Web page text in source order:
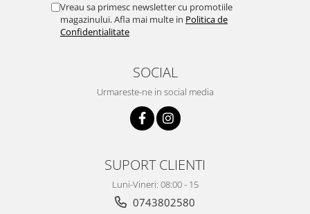
Unelte manuale de gradina -
Masini de maturat manuale
Masini batut stalpi
Accesorii aragaze & butelii
Vreau sa primesc newsletter cu promotiile
magazinului. Afla mai multe in Politica de
Confidentialitate
SOCIAL
Urmareste-ne in social media
SUPORT CLIENTI
Luni-Vineri: 08:00 - 15
0743802580